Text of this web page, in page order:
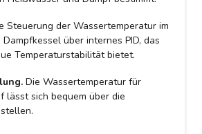
Steuerung der Wassertemperatur im
über internes PID, das
Temperaturstabilität bietet.
Die Wassertemperatur für
lässt sich bequem über die